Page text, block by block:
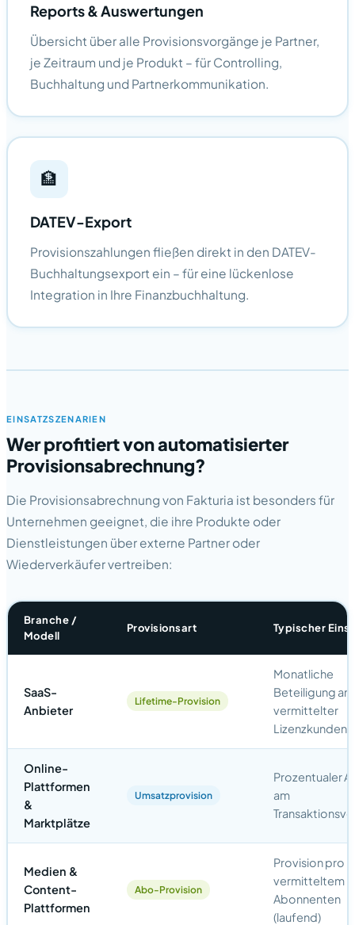
Reports & Auswertungen
Übersicht über alle Provisionsvorgänge je Partner,
je Zeitraum und je Produkt – für Controlling,
Buchhaltung und Partnerkommunikation.
🏦
DATEV-Export
Provisionszahlungen fließen direkt in den DATEV-
Buchhaltungsexport ein – für eine lückenlose
Integration in Ihre Finanzbuchhaltung.
EINSATZSZENARIEN
Wer profitiert von automatisierter
Provisionsabrechnung?
Die Provisionsabrechnung von Fakturia ist besonders für
Unternehmen geeignet, die ihre Produkte oder
Dienstleistungen über externe Partner oder
Wiederverkäufer vertreiben:
Branche /
Modell
Provisionsart Typischer
SaaS-
Anbieter
Lifetime-Provision
Monatliche
Beteiligung am
vermittelter
Lizenzkunden
Online-
Plattformen
&
Marktplätze
Umsatzprovision
Prozentualer
am
Medien &
Content-
Plattformen
Abo-Provision
Provision pro
vermitteltem
Abonnenten
(laufend)